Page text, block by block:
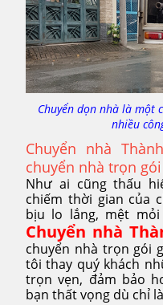
Chuyển dọn nhà là một
nhiều
Chuyển nhà
chuyển nhà trọn gói
Như ai cũng thấu
chiếm thời gian của
bịu lo lắng, mệt
Chuyển nhà
chuyển nhà trọn gói
tôi thay quý khách
trọn vẹn, đảm bảo
bạn thất vọng dù chỉ